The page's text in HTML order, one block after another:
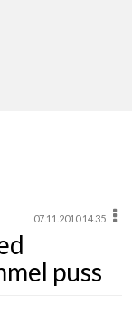
07.11.2010 14.35
puss